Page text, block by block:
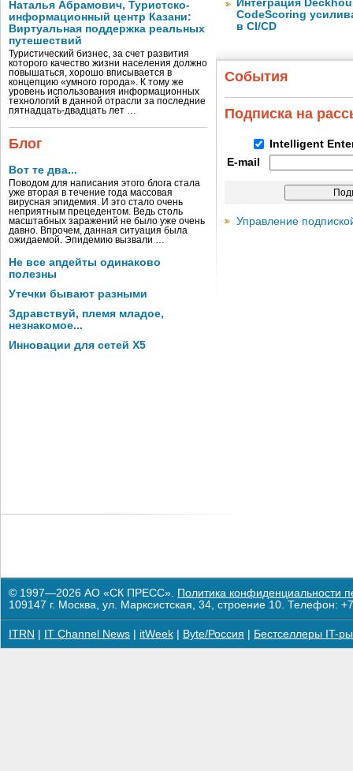
Наталья Абрамович, Туристско-
информационный центр Казани:
Виртуальная поддержка реальных
путешествий
Туристический бизнес, за счет развития
которого качество жизни населения должно
повышаться, хорошо вписывается в
концепцию «умного города». К тому же
уровень использования информационных
технологий в данной отрасли за последние
пятнадцать-двадцать лет …
Блог
Вот те два...
Поводом для написания этого блога стала
уже вторая в течение года массовая
вирусная эпидемия. И это стало очень
неприятным прецедентом. Ведь столь
масштабных заражений не было уже очень
давно. Впрочем, данная ситуация была
ожидаемой. Эпидемию вызвали …
Не все апдейты одинаково
полезны
Утечки бывают разными
Здравствуй, племя младое,
незнакомое...
Инновации для сетей X5
Интеграция
CodeScoring
в CI/CD
События
Подписка на
Intelligent
E-mail
Управление
© 1997—2026 АО «СК ПРЕСС». Политика конфиденциальности
109147 г. Москва, ул. Марксистская, 34, строение 10. Телефон:
ITRN IT Channel News itWeek Byte/Россия Бестселлеры IT-